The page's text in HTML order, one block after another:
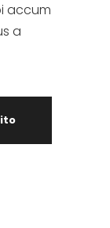
accum
a